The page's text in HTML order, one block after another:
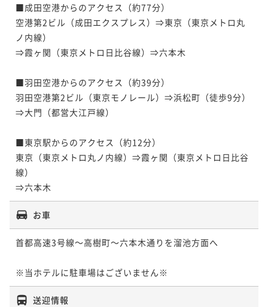
■成田空港からのアクセス（約77分）
空港第2ビル（成田エクスプレス）⇒東京（東京メトロ丸
ノ内線）
⇒霞ヶ関（東京メトロ日比谷線）⇒六本木
■羽田空港からのアクセス（約39分）
羽田空港第2ビル（東京モノレール）⇒浜松町（徒歩9分）
⇒大門（都営大江戸線）
■東京駅からのアクセス（約12分）
東京（東京メトロ丸ノ内線）⇒霞ヶ関（東京メトロ日比谷
線）
⇒六本木
お車
首都高速3号線～高樹町～六本木通りを溜池方面へ
※当ホテルに駐車場はございません※
送迎情報